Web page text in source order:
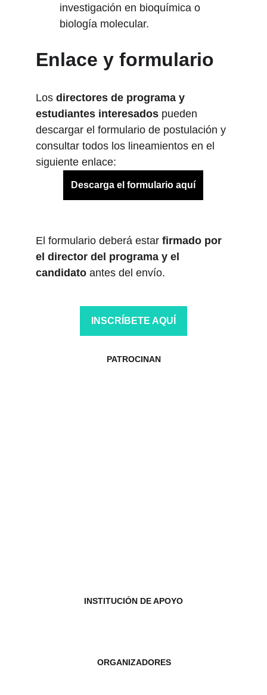
investigación en bioquímica o
biología molecular.
Enlace y formulario
Los directores de programa y
estudiantes interesados pueden
descargar el formulario de postulación y
consultar todos los lineamientos en el
siguiente enlace:
El formulario deberá estar firmado por
el director del programa y el
candidato antes del envío.
Descarga el formulario aquí
PATROCINAN
ORGANIZADORES
INSCRÍBETE AQUÍ
INSTITUCIÓN DE APOYO